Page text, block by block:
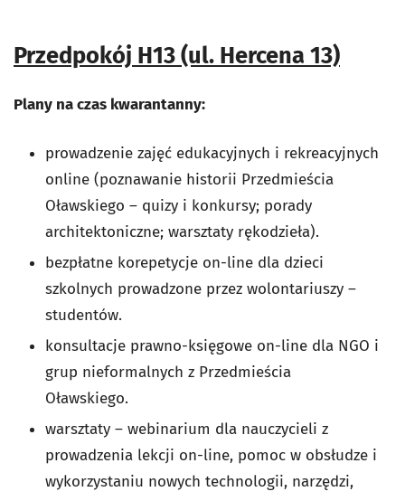
Przedpokój H13 (ul. Hercena 13)
Plany na czas kwarantanny:
prowadzenie zajęć edukacyjnych i rekreacyjnych
online (poznawanie historii Przedmieścia
Oławskiego – quizy i konkursy; porady
architektoniczne; warsztaty rękodzieła).
bezpłatne korepetycje on-line dla dzieci
szkolnych prowadzone przez wolontariuszy –
studentów.
konsultacje prawno-księgowe on-line dla NGO i
grup nieformalnych z Przedmieścia
Oławskiego.
warsztaty – webinarium dla nauczycieli z
prowadzenia lekcji on-line, pomoc w obsłudze i
wykorzystaniu nowych technologii, narzędzi,